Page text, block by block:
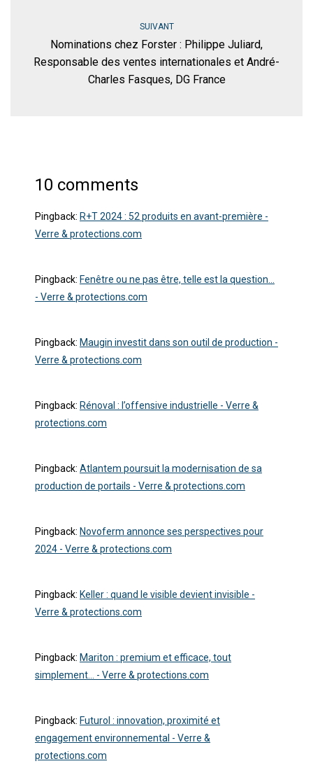
SUIVANT
Nominations chez Forster : Philippe Juliard,
Responsable des ventes internationales et André-
Charles Fasques, DG France
10 comments
Pingback: R+T 2024 : 52 produits en avant-première -
Verre & protections.com
Pingback: Fenêtre ou ne pas être, telle est la question…
- Verre & protections.com
Pingback: Maugin investit dans son outil de production -
Verre & protections.com
Pingback: Rénoval : l’offensive industrielle - Verre &
protections.com
Pingback: Atlantem poursuit la modernisation de sa
production de portails - Verre & protections.com
Pingback: Novoferm annonce ses perspectives pour
2024 - Verre & protections.com
Pingback: Keller : quand le visible devient invisible -
Verre & protections.com
Pingback: Mariton : premium et efficace, tout
simplement… - Verre & protections.com
Pingback: Futurol : innovation, proximité et
engagement environnemental - Verre &
protections.com